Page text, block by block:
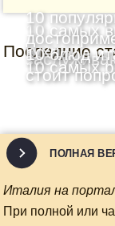
Последние
10 самых
кухни
10
10 самых
10 блюд
стоит
ПОЛНАЯ
Италия на
При полной или